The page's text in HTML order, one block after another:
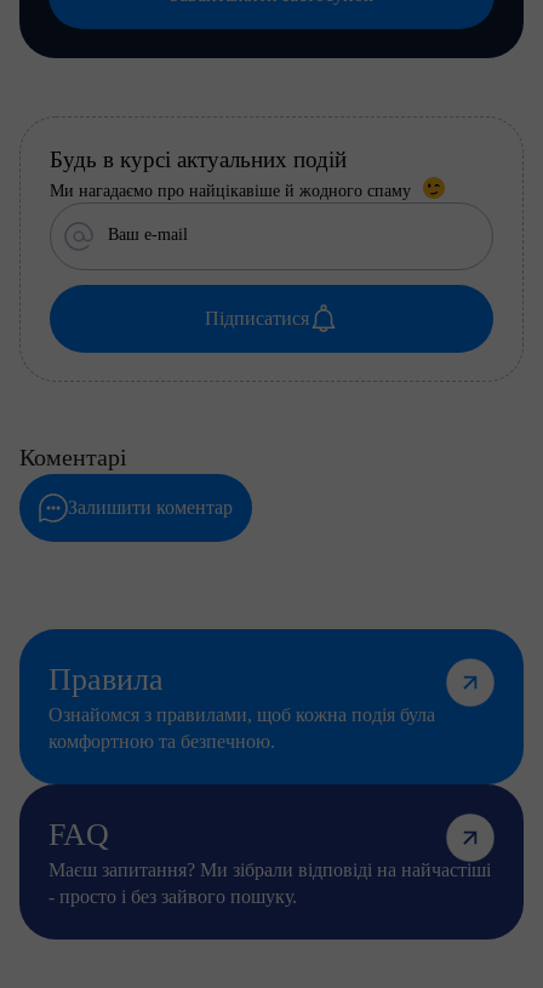
Будь в курсі актуальних подій
Ми нагадаємо про найцікавіше й жодного спаму
Ваш e-mail
Підписатися
Коментарі
Залишити коментар
Правила
Ознайомся з правилами, щоб кожна подія була
комфортною та безпечною.
FAQ
Маєш запитання? Ми зібрали відповіді на найчастіші
- просто і без зайвого пошуку.